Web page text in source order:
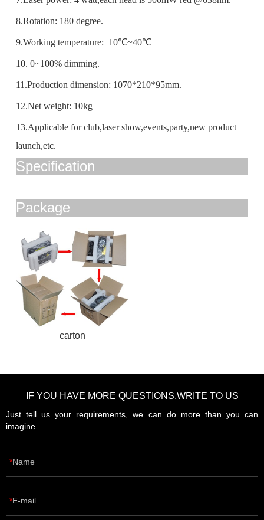
8.Rotation: 180 degree.
9.Working temperature: 10℃~40℃
10. 0~100% dimming.
11.Production dimension: 1070*210*95mm.
12.Net weight: 10kg
13.Applicable for club,laser show,events,party,new product
launch,etc.
Specification
Package
carton
IF YOU HAVE MORE QUESTIONS,WRITE TO US
Just tell us your requirements, we can do more than you can
imagine.
Name
E-mail